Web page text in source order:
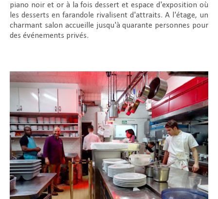
piano noir et or à la fois dessert et espace d'exposition où
les desserts en farandole rivalisent d'attraits. A l'étage, un
charmant salon accueille jusqu'à quarante personnes pour
des événements privés.